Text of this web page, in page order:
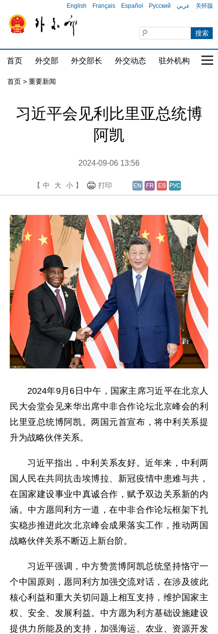
English Français Español Русский عربي 关怀版
首页 外交部 外交部长 外交动态 驻外机构 国
首页 > 重要新闻
习近平会见利比里亚总统博
阿凯
2024-09-06 13:56
【 中 大 小 】 打印
2024年9月6日中午，国家主席习近平在北京人
民大会堂会见来华出席中非合作论坛北京峰会的利
比里亚总统博阿凯。两国元首宣布，将中利关系提
升为战略伙伴关系。
习近平指出，中利关系友好。近年来，中利两
国人民在共同抗击埃博拉、新冠疫情中患难与共，
在国家建设事业中真诚合作，赋予双边关系新的内
涵。中方愿同利方一道，在中非合作论坛框架下扎
实稳步推进此次北京峰会成果落实工作，推动两国
战略伙伴关系不断迈上新台阶。
习近平强调，中方赞赏博阿凯总统坚持恪守一
个中国原则，愿同利方加强交流对话，在涉及彼此
核心利益和重大关切问题上相互支持，维护国家主
权、安全、发展利益。中方愿为利方基础设施建设
提供力所能及的支持，加强海运、农业、资源开发